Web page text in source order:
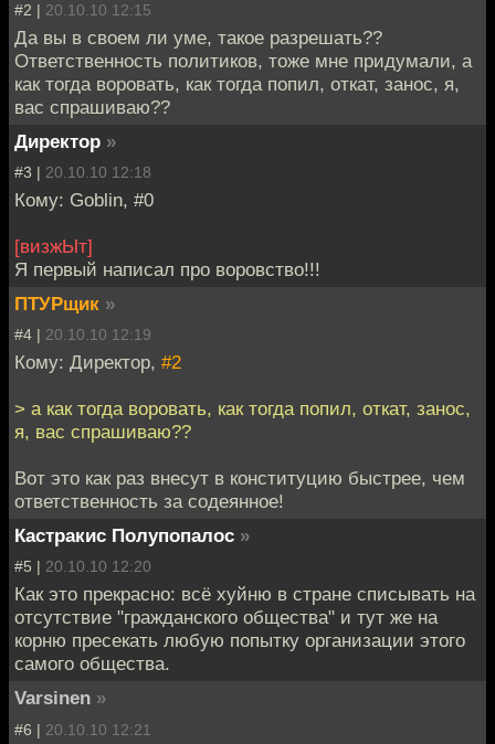
#2 | 20.10.10 12:15
Да вы в своем ли уме, такое разрешать??
Ответственность политиков, тоже мне придумали, а
как тогда воровать, как тогда попил, откат, занос, я,
вас спрашиваю??
Директор »
#3 | 20.10.10 12:18
Кому: Goblin, #0
[визжЫт]
Я первый написал про воровство!!!
ПТУРщик »
#4 | 20.10.10 12:19
Кому: Директор, #2
> а как тогда воровать, как тогда попил, откат, занос,
я, вас спрашиваю??
Вот это как раз внесут в конституцию быстрее, чем
ответственность за содеянное!
Кастракис Полупопалос »
#5 | 20.10.10 12:20
Как это прекрасно: всё хуйню в стране списывать на
отсутствие "гражданского общества" и тут же на
корню пресекать любую попытку организации этого
самого общества.
Varsinen »
#6 | 20.10.10 12:21